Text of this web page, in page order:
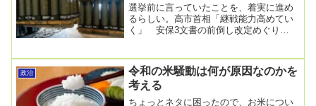
選挙前に言っていたことを、着実に進め
るらしい。高市首相「継戦能力高めてい
く」 安保3文書の前倒し改定めぐり
政治
令和の米騒動は何が原因なのかを
考える
ちょっとネタに困ったので、お米につい